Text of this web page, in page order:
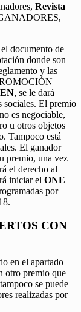
Revista
documento de
donde son
y las
, se le dará
sociales. El premio
es negociable,
u otros objetos
Tampoco está
El ganador
premio, una vez
el derecho al
iniciar el ONE
por
CON
en el apartado
otro premio que
se puede
realizadas por